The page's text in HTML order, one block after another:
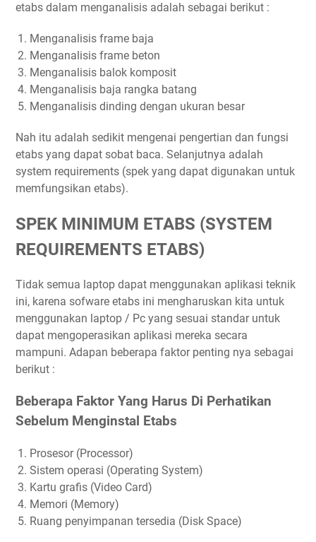
etabs dalam menganalisis adalah sebagai berikut :
Menganalisis frame baja
Menganalisis frame beton
Menganalisis balok komposit
Menganalisis baja rangka batang
Menganalisis dinding dengan ukuran besar
Nah itu adalah sedikit mengenai pengertian dan fungsi
etabs yang dapat sobat baca. Selanjutnya adalah
system requirements (spek yang dapat digunakan untuk
memfungsikan etabs).
SPEK MINIMUM ETABS (SYSTEM
REQUIREMENTS ETABS)
Tidak semua laptop dapat menggunakan aplikasi teknik
ini, karena sofware etabs ini mengharuskan kita untuk
menggunakan laptop / Pc yang sesuai standar untuk
dapat mengoperasikan aplikasi mereka secara
mampuni. Adapan beberapa faktor penting nya sebagai
berikut :
Beberapa Faktor Yang Harus Di Perhatikan
Sebelum Menginstal Etabs
Prosesor (Processor)
Sistem operasi (Operating System)
Kartu grafis (Video Card)
Memori (Memory)
Ruang penyimpanan tersedia (Disk Space)